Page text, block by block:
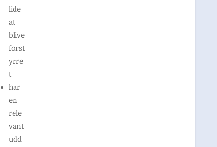
lide
at
blive
forst
yrre
t
har
en
rele
vant
udd